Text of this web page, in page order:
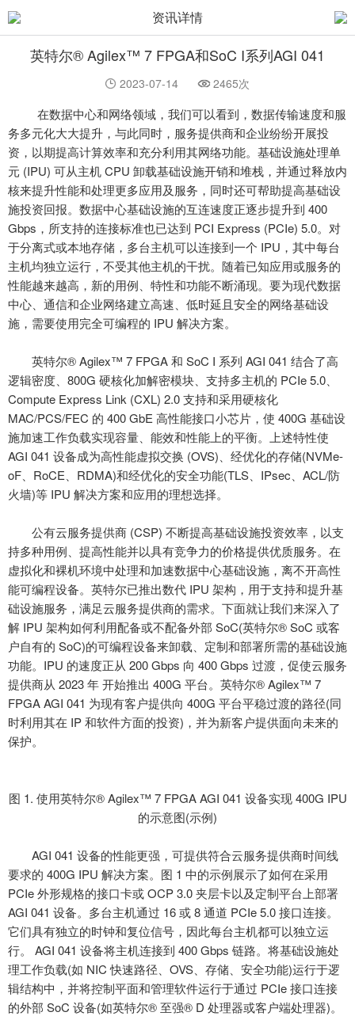
资讯详情
英特尔® Agilex™ 7 FPGA和SoC I系列AGI 041
2023-07-14 2465次
在数据中心和网络领域，我们可以看到，数据传输速度和服
务多元化大大提升，与此同时，服务提供商和企业纷纷开展投
资，以期提高计算效率和充分利用其网络功能。基础设施处理单
元 (IPU) 可从主机 CPU 卸载基础设施开销和堆栈，并通过释放内
核来提升性能和处理更多应用及服务，同时还可帮助提高基础设
施投资回报。数据中心基础设施的互连速度正逐步提升到 400
Gbps，所支持的连接标准也已达到 PCI Express (PCIe) 5.0。对
于分离式或本地存储，多台主机可以连接到一个 IPU，其中每台
主机均独立运行，不受其他主机的干扰。随着已知应用或服务的
性能越来越高，新的用例、特性和功能不断涌现。要为现代数据
中心、通信和企业网络建立高速、低时延且安全的网络基础设
施，需要使用完全可编程的 IPU 解决方案。
英特尔® Agilex™ 7 FPGA 和 SoC I 系列 AGI 041 结合了高
逻辑密度、800G 硬核化加解密模块、支持多主机的 PCIe 5.0、
Compute Express Link (CXL) 2.0 支持和采用硬核化
MAC/PCS/FEC 的 400 GbE 高性能接口小芯片，使 400G 基础设
施加速工作负载实现容量、能效和性能上的平衡。上述特性使
AGI 041 设备成为高性能虚拟交换 (OVS)、经优化的存储(NVMe-
oF、RoCE、RDMA)和经优化的安全功能(TLS、IPsec、ACL/防
火墙)等 IPU 解决方案和应用的理想选择。
公有云服务提供商 (CSP) 不断提高基础设施投资效率，以支
持多种用例、提高性能并以具有竞争力的价格提供优质服务。在
虚拟化和裸机环境中处理和加速数据中心基础设施，离不开高性
能可编程设备。英特尔已推出数代 IPU 架构，用于支持和提升基
础设施服务，满足云服务提供商的需求。下面就让我们来深入了
解 IPU 架构如何利用配备或不配备外部 SoC(英特尔® SoC 或客
户自有的 SoC)的可编程设备来卸载、定制和部署所需的基础设施
功能。IPU 的速度正从 200 Gbps 向 400 Gbps 过渡，促使云服务
提供商从 2023 年 开始推出 400G 平台。英特尔® Agilex™ 7
FPGA AGI 041 为现有客户提供向 400G 平台平稳过渡的路径(同
时利用其在 IP 和软件方面的投资)，并为新客户提供面向未来的
保护。
图 1. 使用英特尔® Agilex™ 7 FPGA AGI 041 设备实现 400G IPU
的示意图(示例)
AGI 041 设备的性能更强，可提供符合云服务提供商时间线
要求的 400G IPU 解决方案。图 1 中的示例展示了如何在采用
PCIe 外形规格的接口卡或 OCP 3.0 夹层卡以及定制平台上部署
AGI 041 设备。多台主机通过 16 或 8 通道 PCIe 5.0 接口连接。
它们具有独立的时钟和复位信号，因此每台主机都可以独立运
行。 AGI 041 设备将主机连接到 400 Gbps 链路。将基础设施处
理工作负载(如 NIC 快速路径、OVS、存储、安全功能)运行于逻
辑结构中，并将控制平面和管理软件运行于通过 PCIe 接口连接
的外部 SoC 设备(如英特尔® 至强® D 处理器或客户端处理器)。